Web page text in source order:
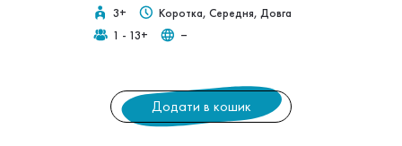
3+
Коротка, Середня, Довга
1 - 13+
‒
Додати в кошик